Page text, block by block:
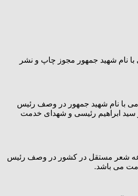
با نام شهید جمهور مجوز چاپ و نشر
با نام شهید جمهور در وصف رئیس
سید ابراهیم رئیسی و شهدای خدمت
شعر مستقل در کشور در وصف رئیس
می باشد.